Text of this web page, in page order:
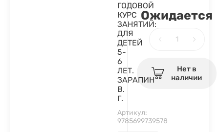
ГОДОВОЙ
КУРС
ЗАНЯТИЙ:
ДЛЯ
ДЕТЕЙ
5-
6
ЛЕТ.
ЗАРАПИН
В.
Г.
Артикул:
9785699739578
Ожидается
Нет в
наличии